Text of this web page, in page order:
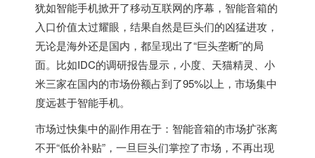
犹如智能手机掀开了移动互联网的序幕，智能音箱的
入口价值太过耀眼，结果自然是巨头们的凶猛进攻，
无论是海外还是国内，都呈现出了“巨头垄断”的局
面。比如IDC的调研报告显示，小度、天猫精灵、小
米三家在国内的市场份额占到了95%以上，市场集中
度远甚于智能手机。
市场过快集中的副作用在于：智能音箱的市场扩张离
不开“低价补贴”，一旦巨头们掌控了市场，不再出现